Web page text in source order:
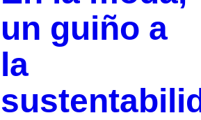
un guiño a
la